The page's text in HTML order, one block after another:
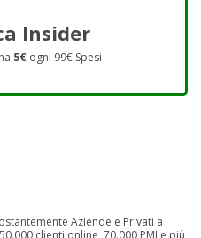
Insider
5€ ogni 99€ Spesi
Aziende e Privati a
clienti online, 70.000 PMI e più